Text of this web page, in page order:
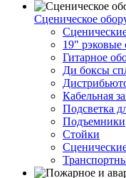
Сценическое
19" рэковые
Гитарное
Ди боксы
Кабельная
Подсветка
Подъемники
Стойки